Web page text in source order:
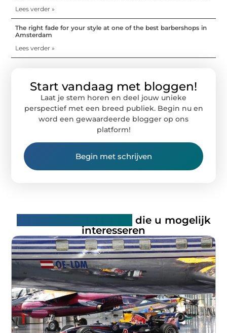
Lees verder »
The right fade for your style at one of the best barbershops in
Amsterdam
Lees verder »
Start vandaag met bloggen!
Laat je stem horen en deel jouw unieke
perspectief met een breed publiek. Begin nu en
word een gewaardeerde blogger op ons
platform!
Begin met schrijven
die u mogelijk
interesseren